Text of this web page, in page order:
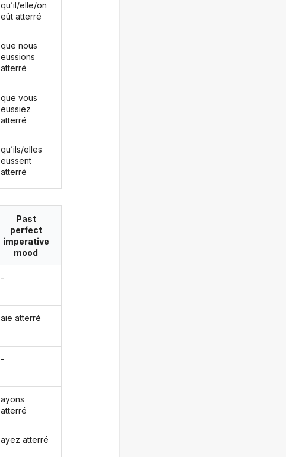
qu’il/elle/on
eût atterré
que nous
eussions
atterré
que vous
eussiez
atterré
qu’ils/elles
eussent
atterré
Past
perfect
imperative
mood
-
aie atterré
-
ayons
atterré
ayez atterré